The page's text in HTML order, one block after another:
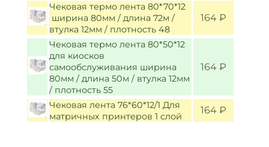
Чековая термо лента 80*70*12
ширина 80мм / длина 72м /
втулка 12мм / плотность 48
164 ₽
Чековая термо лента 80*50*12
для киосков
самообслуживания ширина
80мм / длина 50м / втулка 12мм
/ плотность 55
164 ₽
Чековая лента 76*60*12/1 Для
матричных принтеров 1 слой
164 ₽